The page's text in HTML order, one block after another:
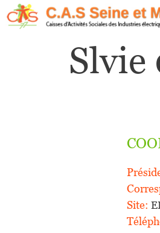
Aller au contenu principal
Slvie
Site: